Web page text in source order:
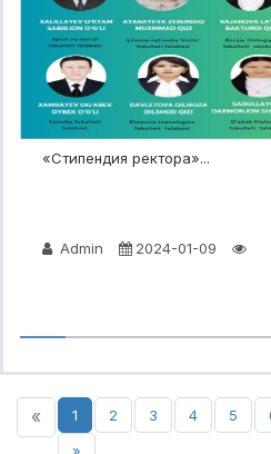
«Стипендия ректора»...
Admin 2024-01-09
« 1 2 3 4 5
»